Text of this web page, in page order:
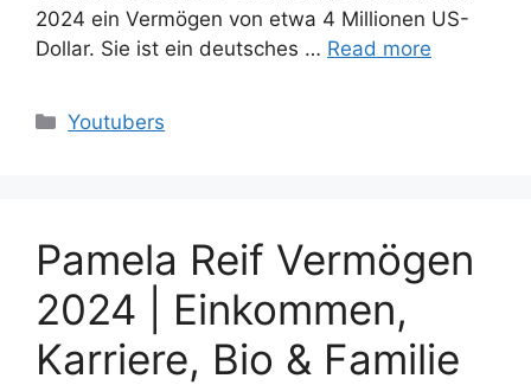
2024 ein Vermögen von etwa 4 Millionen US-
Dollar. Sie ist ein deutsches … Read more
Categories
Youtubers
Pamela Reif Vermögen
2024 | Einkommen,
Karriere, Bio & Familie